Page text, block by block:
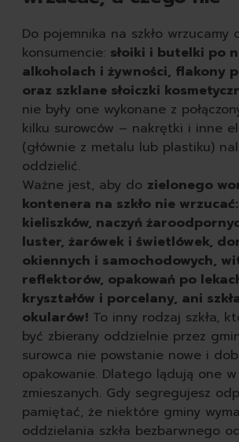
Do pojemnika na szkło wrzucamy
konsumencie: słoiki i butelki po
alkoholach i żywności, flakony
oraz szklane słoiczki
nie były one wykonane z
kilku surowców – nakrętki i inne
(głównie z metalu lub plastiku)
oddzielić.
Ważne jest, aby do zielonego
kontenera na szkło nie
kieliszków, naczyń
luster, żarówek i świetlówek,
okiennych i samochodowych,
reflektorów, opakowań po
kryształów i porcelany, ani
okularów! To inny rodzaj szkła,
być zbierany oddzielnie przez
surowca nie powstanie nowe i
opakowanie. Dlatego lądują one
zmieszanych. Gdy segregujesz
pamiętać, że niektóre gminy
oddzielania szkła bezbarwnego